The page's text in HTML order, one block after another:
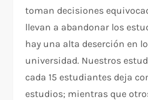
toman decisiones
llevan a abandonar los
hay una alta deserción en
universidad. Nuestros
cada 15 estudiantes deja
estudios; mientras que